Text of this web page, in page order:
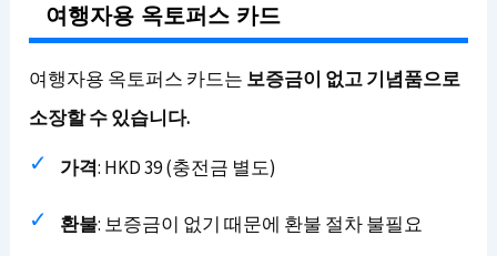
여행자용 옥토퍼스 카드
여행자용 옥토퍼스 카드는 보증금이 없고 기념품으로
소장할 수 있습니다.
가격: HKD 39 (충전금 별도)
환불: 보증금이 없기 때문에 환불 절차 불필요